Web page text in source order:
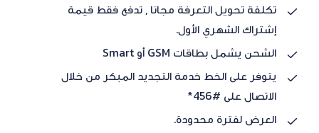
تكلفة تحويل التعرفة مجانا , تدفع فقط قيمة
إشتراك الشهري الأول.
الشحن يشمل بطاقات GSM أو Smart
يتوفر على الخط خدمة التجديد المبكر من خلال
الاتصال على #456*
العرض لفترة محدودة.